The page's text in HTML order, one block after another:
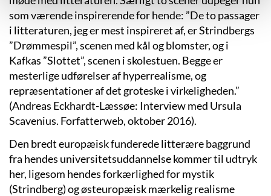
som værende inspirerende for hende: ”De to passager
i litteraturen, jeg er mest inspireret af, er Strindbergs
”Drømmespil”, scenen med kål og blomster, og i
Kafkas ”Slottet”, scenen i skolestuen. Begge er
mesterlige udførelser af hyperrealisme, og
repræsentationer af det groteske i virkeligheden.”
(Andreas Eckhardt-Læssøe: Interview med Ursula
Scavenius. Forfatterweb, oktober 2016).
Den bredt europæisk funderede litterære baggrund
fra hendes universitetsuddannelse kommer til udtryk
her, ligesom hendes forkærlighed for mystik
(Strindberg) og østeuropæisk mærkelig realisme